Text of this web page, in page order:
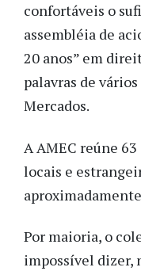
confortáveis o
assembléia de
20 anos” em
palavras de
Mercados.
A AMEC reúne
locais e
Por maioria, o
impossível dizer,